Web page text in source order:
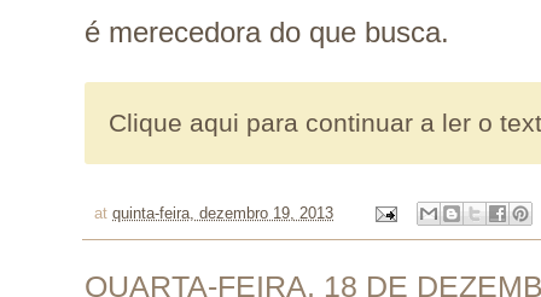
é merecedora do que busca.
Clique aqui para continuar a ler o
at quinta-feira, dezembro 19, 2013
QUARTA-FEIRA, 18 DE